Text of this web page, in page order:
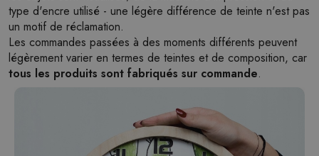
type d'encre utilisé - une légère différence de teinte n'est pas
un motif de réclamation.
Les commandes passées à des moments différents peuvent
légèrement varier en termes de teintes et de composition, car
tous les produits sont fabriqués sur commande.